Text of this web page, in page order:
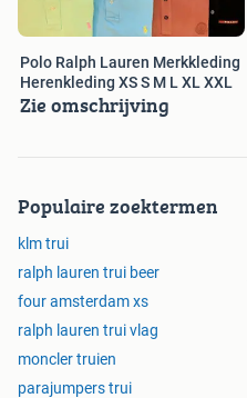
Polo Ralph Lauren Merkkleding
Herenkleding XS S M L XL XXL
Zie omschrijving
Populaire zoektermen
klm trui
ralph lauren trui beer
four amsterdam xs
ralph lauren trui vlag
moncler truien
parajumpers trui